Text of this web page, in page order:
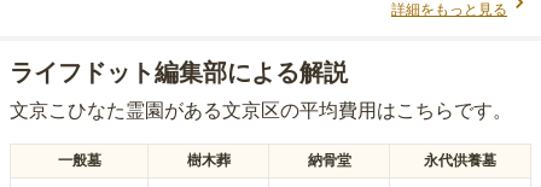
詳細をもっと見る
ライフドット編集部による解説
文京こひなた霊園 がある文京区の平均費用はこちらです。
一般墓 樹木葬 納骨堂 永代供養墓